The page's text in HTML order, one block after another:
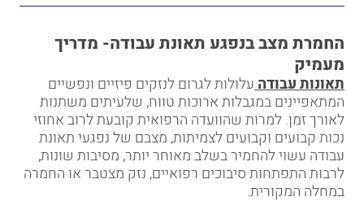
החמרת מצב בנפגע תאונת עבודה- מדריך
מעמיק
תאונות עבודהעלולות לגרום לנזקים פיזיים ונפשיים
המתאפיינים במגבלות ארוכות טווח, שלעיתים משתנות
לאורך זמן. למרות שהוועדה הרפואית קובעת לרוב אחוזי
נכות קבועים וקבועים לצמיתות, מצבם של נפגעי תאונת
עבודה עשוי להחמיר בשלב מאוחר יותר, מסיבות שונות,
לרבות התפתחות סיבוכים רפואיים, נזק מצטבר או החמרה
במחלה המקורית.